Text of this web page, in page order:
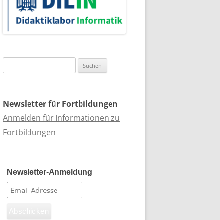
nach:
Newsletter für Fortbildungen
Anmelden für Informationen zu
Fortbildungen
Newsletter-Anmeldung